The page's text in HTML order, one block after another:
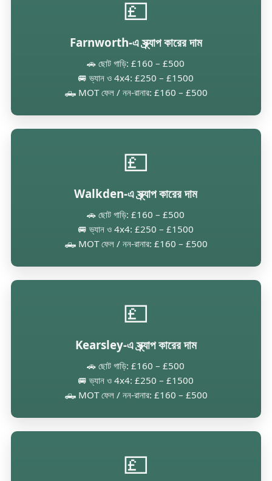
💷
Farnworth-এ স্ক্র্যাপ কারের দাম
🚗 ছোট গাড়ি: £160 – £500
🚐 ভ্যান ও 4x4: £250 – £1500
🛻 MOT ফেল / নন-রানার: £160 – £500
💷
Walkden-এ স্ক্র্যাপ কারের দাম
🚗 ছোট গাড়ি: £160 – £500
🚐 ভ্যান ও 4x4: £250 – £1500
🛻 MOT ফেল / নন-রানার: £160 – £500
💷
Kearsley-এ স্ক্র্যাপ কারের দাম
🚗 ছোট গাড়ি: £160 – £500
🚐 ভ্যান ও 4x4: £250 – £1500
🛻 MOT ফেল / নন-রানার: £160 – £500
💷